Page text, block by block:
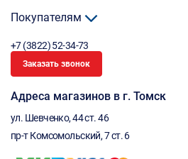
Покупателям
+7 (3822) 52-34-73
Заказать звонок
Адреса магазинов в г. Томск
ул. Шевченко, 44 ст. 46
пр-т Комсомольский, 7 ст. 6